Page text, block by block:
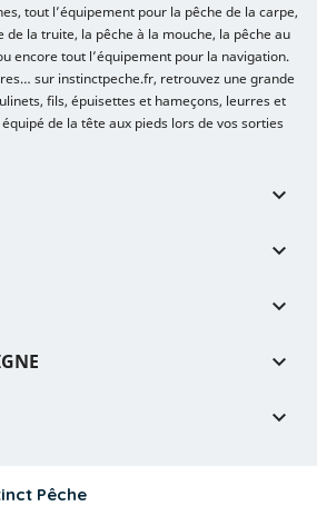
Pêche
tout l’équipement pour la pêche de la carpe,
de la truite, la pêche à la mouche, la pêche au
encore tout l’équipement pour la navigation.
sur instinctpeche.fr, retrouvez une grande
fils, épuisettes et hameçons, leurres et
de la tête aux pieds lors de vos sorties




